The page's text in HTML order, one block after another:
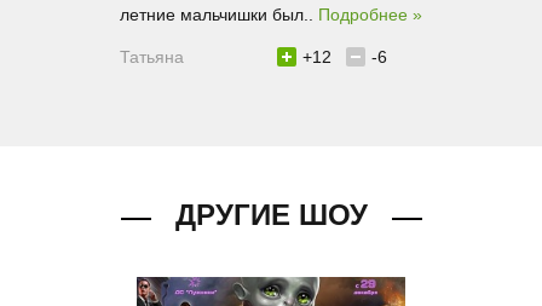
летние мальчишки был.. Подробнее »
+12 -6
Татьяна
ДРУГИЕ ШОУ